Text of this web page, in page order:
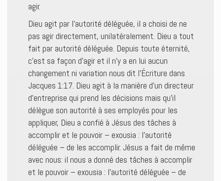
agir.
Dieu agit par l’autorité déléguée, il a choisi de ne
pas agir directement, unilatéralement. Dieu a tout
fait par autorité déléguée. Depuis toute éternité,
c’est sa façon d’agir et il n’y a en lui aucun
changement ni variation nous dit l’Écriture dans
Jacques 1:17. Dieu agit à la manière d’un directeur
d’entreprise qui prend les décisions mais qu’il
délègue son autorité à ses employés pour les
appliquer, Dieu a confié à Jésus des tâches à
accomplir et le pouvoir – exousia : l’autorité
déléguée – de les accomplir. Jésus a fait de même
avec nous: il nous a donné des tâches à accomplir
et le pouvoir – exousia : l’autorité déléguée – de